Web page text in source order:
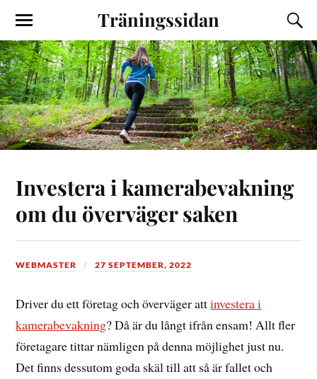
Träningssidan
Investera i kamerabevakning
om du överväger saken
WEBMASTER 27 SEPTEMBER, 2022
Driver du ett företag och överväger attinvestera i
kamerabevakning? Då är du långt ifrån ensam! Allt fler
företagare tittar nämligen på denna möjlighet just nu.
Det finns dessutom goda skäl till att så är fallet och